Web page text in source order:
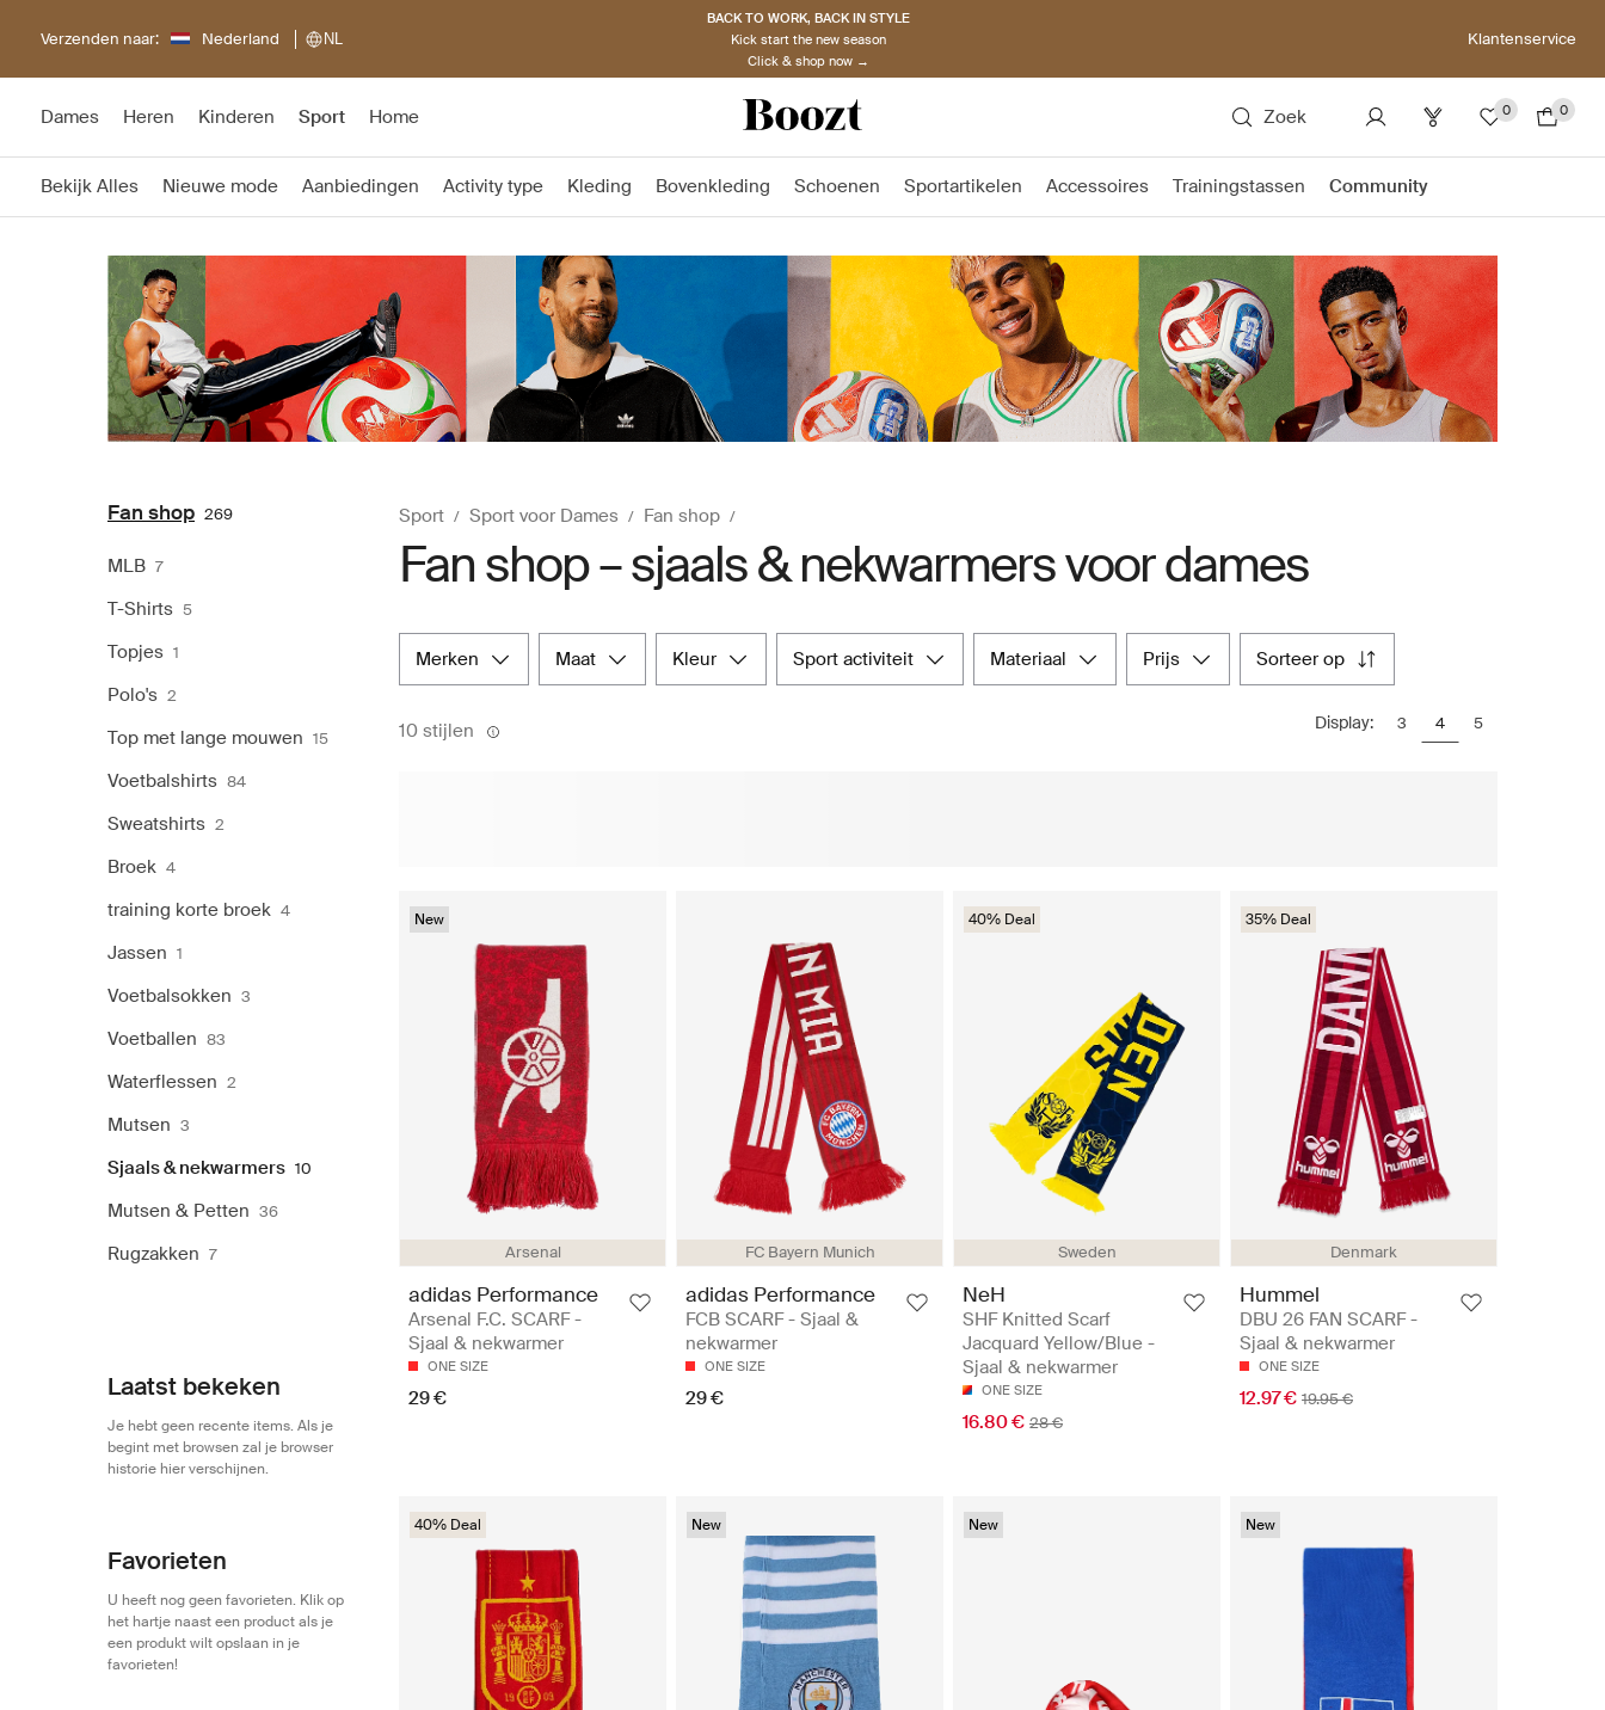
Verzenden naar: Nederland NL
BACK TO WORK, BACK IN STYLE
Kick start the new season
Click & shop now →
Klantenservice
Dames Heren Kinderen Sport Home Zoek 0 0
Bekijk Alles Nieuwe mode Aanbiedingen Activity type Kleding Bovenkleding Schoenen Sportartikelen Accessoires Trainingstassen Community
Fan shop 269
MLB 7
T-Shirts 5
Topjes 1
Polo's 2
Top met lange mouwen 15
Voetbalshirts 84
Sweatshirts 2
Broek 4
training korte broek 4
Jassen 1
Voetbalsokken 3
Voetballen 83
Waterflessen 2
Mutsen 3
Sjaals & nekwarmers 10
Mutsen & Petten 36
Rugzakken 7
Laatst bekeken
Je hebt geen recente items. Als je
begint met browsen zal je browser
historie hier verschijnen.
Favorieten
U heeft nog geen favorieten. Klik op
het hartje naast een product als je
een produkt wilt opslaan in je
favorieten!
Sport Sport voor Dames Fan shop
Fan shop – sjaals & nekwarmers voor dames
merken maat kleur sport activiteit materiaal prijs sorteer op
10 stijlen Display: 3 4 5
Arsenal
New
adidas Performance
Arsenal F.C. SCARF -
Sjaal & nekwarmer
ONE SIZE
29 €
FC Bayern Munich
adidas Performance
FCB SCARF - Sjaal &
nekwarmer
ONE SIZE
29 €
Sweden
40% Deal
NeH
SHF Knitted Scarf
Jacquard Yellow/Blue -
Sjaal & nekwarmer
ONE SIZE
16.80 € 28 €
Denmark
35% Deal
Hummel
DBU 26 FAN SCARF -
Sjaal & nekwarmer
ONE SIZE
12.97 € 19.95 €
40% Deal New New New